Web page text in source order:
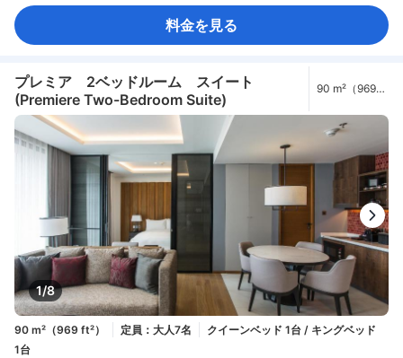
料金を見る
プレミア 2ベッドルーム スイート
(Premiere Two-Bedroom Suite)
90 m²（969
1/8
90 m²（969 ft²） 定員：大人7名
クイーンベッド 1台 / キングベッド
1台